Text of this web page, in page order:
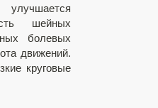
шейных
болевых
движений.
круговые